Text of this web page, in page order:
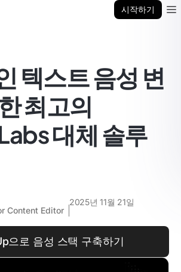
시작하기
텍스트 음성 변
최고의
대체 솔루
Content Editor
2025년 11월 21일
으로 음성 스택 구축하기